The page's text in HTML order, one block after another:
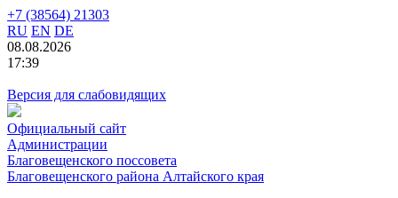
+7 (38564) 21303
RU EN DE
08.08.2026
17:39
Версия для слабовидящих
Официальный сайт
Администрации
Благовещенского поссовета
Благовещенского района Алтайского края